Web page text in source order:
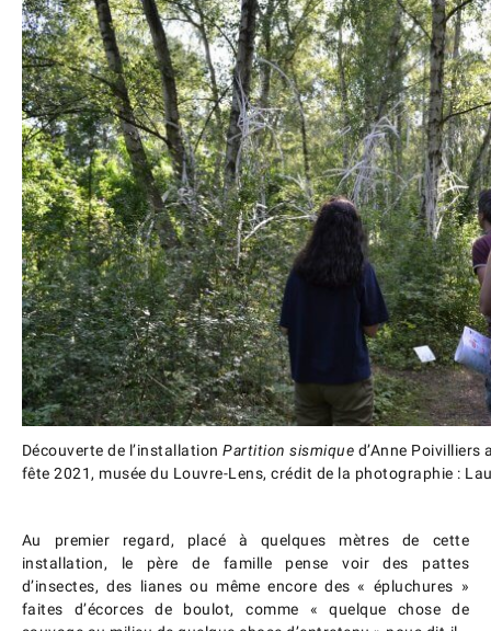
Découverte de l’installationPartition sismique d’Anne Poivilliers
fête 2021, musée du Louvre-Lens, crédit de la photographie :
Au premier regard, placé à quelques mètres de cette
installation, le père de famille pense voir des pattes
d’insectes, des lianes ou même encore des « épluchures »
faites d’écorces de boulot, comme « quelque chose de